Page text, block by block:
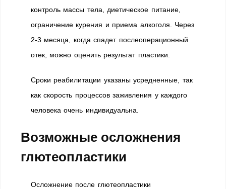
контроль массы тела, диетическое питание,
ограничение курения и приема алкоголя. Через
2-3 месяца, когда спадет послеоперационный
отек, можно оценить результат пластики.
Сроки реабилитации указаны усредненные, так
как скорость процессов заживления у каждого
человека очень индивидуальна.
Возможные осложнения
глютеопластики
Осложнение после глютеопластики